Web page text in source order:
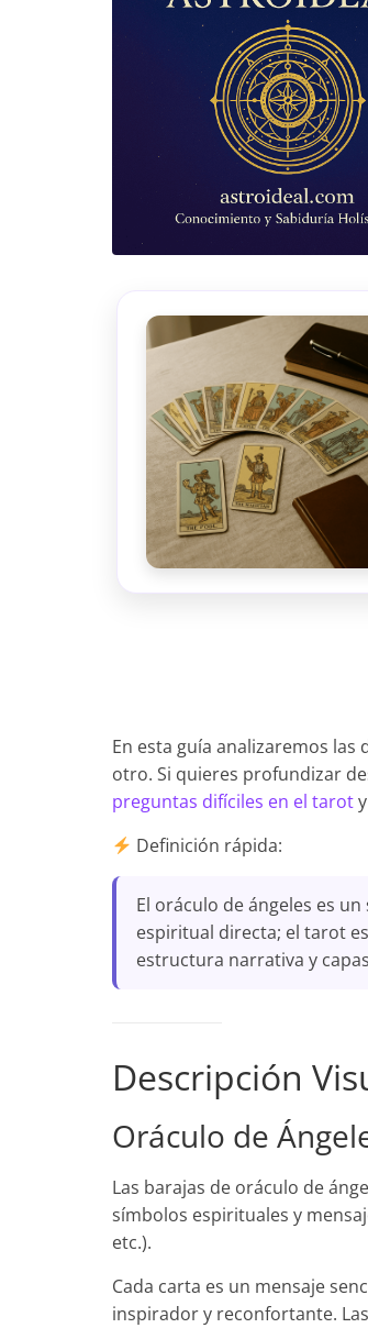
En esta guía analizaremos
otro. Si quieres profundizar
preguntas difíciles en el tarot
Definición rápida:
El oráculo de ángeles es
espiritual directa; el tarot
estructura narrativa y
Descripción
Oráculo de
Las barajas de oráculo de
símbolos espirituales y
etc.).
Cada carta es un mensaje
inspirador y reconfortante.
TAROT
CONSIGUE
✓ Sin cargos automáticos. El